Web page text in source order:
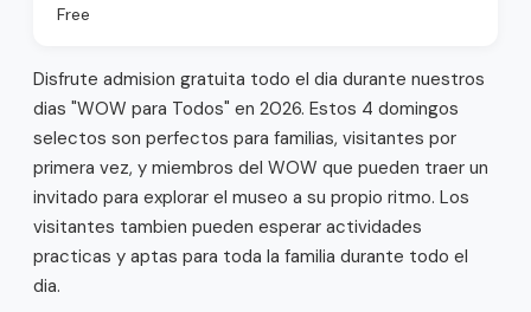
Free
Disfrute admision gratuita todo el dia durante nuestros
dias "WOW para Todos" en 2026. Estos 4 domingos
selectos son perfectos para familias, visitantes por
primera vez, y miembros del WOW que pueden traer un
invitado para explorar el museo a su propio ritmo. Los
visitantes tambien pueden esperar actividades
practicas y aptas para toda la familia durante todo el
dia.